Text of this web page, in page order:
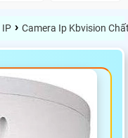
IP › Camera Ip Kbvision